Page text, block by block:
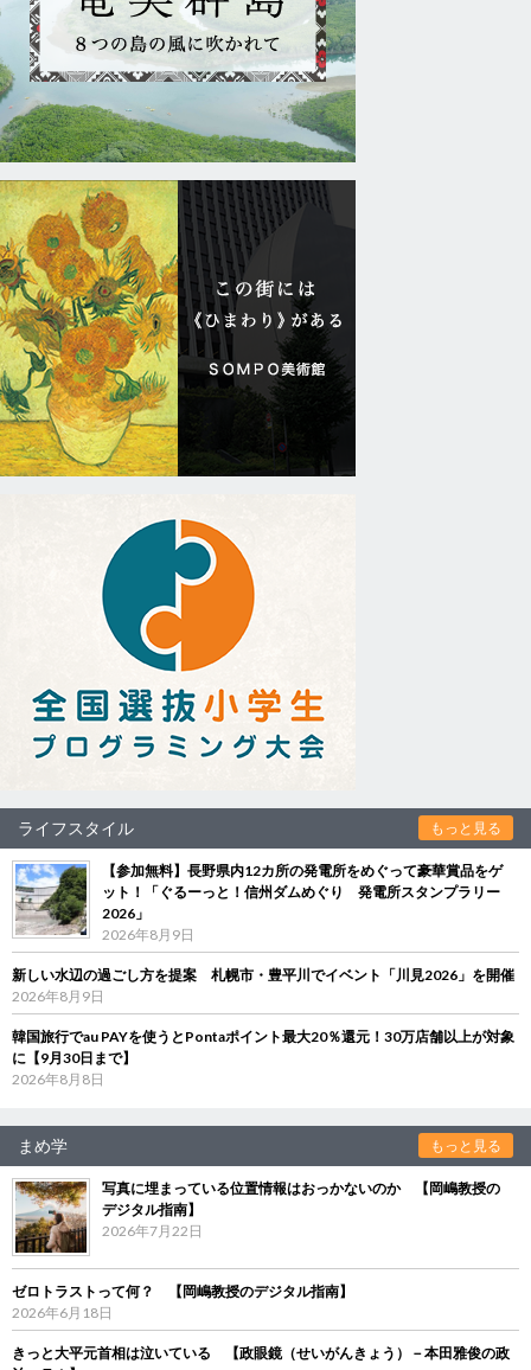
ライフスタイル もっと見る
【参加無料】長野県内12カ所の発電所をめぐって豪華賞品をゲ
ット！「ぐるーっと！信州ダムめぐり 発電所スタンプラリー
2026」
2026年8月9日
新しい水辺の過ごし方を提案 札幌市・豊平川でイベント「川見2026」を開催
2026年8月9日
韓国旅行でau PAYを使うとPontaポイント最大20％還元！30万店舗以上が対象
に【9月30日まで】
2026年8月8日
まめ学 もっと見る
写真に埋まっている位置情報はおっかないのか 【岡嶋教授の
デジタル指南】
2026年7月22日
ゼロトラストって何？ 【岡嶋教授のデジタル指南】
2026年6月18日
きっと大平元首相は泣いている 【政眼鏡（せいがんきょう）－本田雅俊の政